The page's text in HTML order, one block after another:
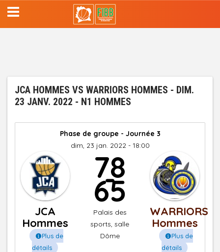
Aller
au
contenu
JCA HOMMES VS WARRIORS HOMMES - DIM.
23 JANV. 2022 - N1 HOMMES
Phase de groupe - Journée 3
dim, 23 jan. 2022 - 18:00
JCA
Hommes
Plus de
détails
78
-
65
Palais des
sports, salle
Dôme
WARRIORS
Hommes
Plus de
détails